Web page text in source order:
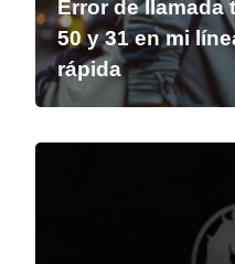
Error de llamada
50 y 31 en mi
rápida